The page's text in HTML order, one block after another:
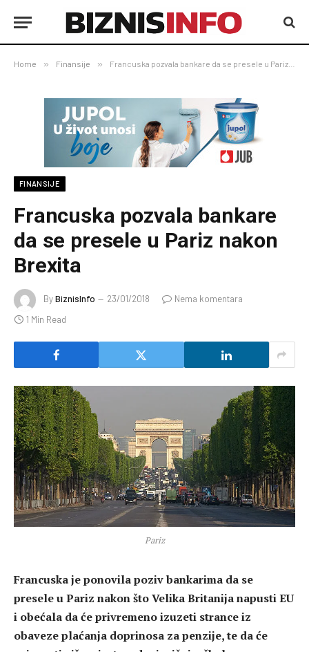
Home » Finansije » Francuska pozvala bankare da se presele u Pariz nakon Brexita
FINANSIJE
Francuska pozvala bankare
da se presele u Pariz nakon
Brexita
ByBiznisInfo 23/01/2018
Nema komentara
1 Min Read
Pariz
Francuska je ponovila poziv bankarima da se
presele u Pariz nakon što Velika Britanija napusti EU
i obećala da će privremeno izuzeti strance iz
obaveze plaćanja doprinosa za penzije, te da će